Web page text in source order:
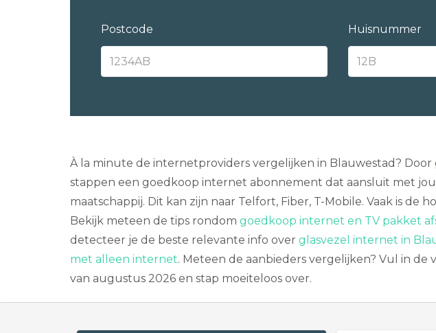
Postcode Huisnummer
À la minute de internetproviders vergelijken in Blauwestad?
stappen een goedkoop internet abonnement dat aansluit met
maatschappij. Dit kan zijn naar Telfort, Fiber, T-Mobile. Vaak is
Bekijk meteen de tips rondom goedkoop internet en TV pakket
detecteer je de beste relevante info over glasvezel internet in
met alleen internet. Meteen de aanbieders vergelijken? Vul in
van augustus 2026 en stap moeiteloos over.